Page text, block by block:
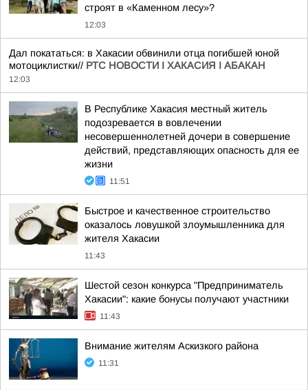
строят в «Каменном лесу»?
12:03
Дал покататься: в Хакасии обвинили отца погибшей юной
мотоциклистки// РТС НОВОСТИ I ХАКАСИЯ I АБАКАН
12:03
В Республике Хакасия местный житель
подозревается в вовлечении
несовершеннолетней дочери в совершение
действий, представляющих опасность для ее
жизни
11:51
Быстрое и качественное строительство
оказалось ловушкой злоумышленника для
жителя Хакасии
11:43
Шестой сезон конкурса "Предприниматель
Хакасии": какие бонусы получают участники
11:43
Внимание жителям Аскизкого района
11:31